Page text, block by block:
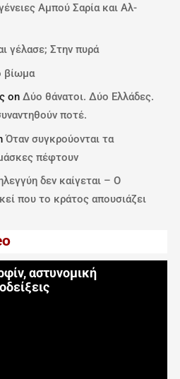
Αμπού Σαρία και Αλ-
γέλασε; Στην πυρά
βίωμα
onΔύο θάνατοι. Δύο Ελλάδες.
ποτέ.
Όταν συγκρούονται τα
πέφτουν
δεν καίγεται – Ο
που το κράτος απουσιάζει
αστυνομική